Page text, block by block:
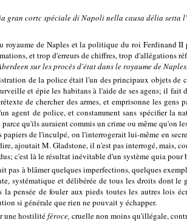
gran cortc spéciale di Napoli nella causa délia setta
de Naples et la politique du roi Ferdinand II
et trop d'erreurs de chiffres, trop d'allégations
sur les procès d'état dans le royaume de Naples.
de la police était l'un des principaux objets de
et épie les habitans à l'aide de ses agens; il
de chercher des armes, et emprisonne les
agent de police, et constamment sans spécifier
qu'ils auraient commis un crime ou même qu'on
de l'inculpé, on l'interrogerait lui-même en
ajoutait M. Gladstone, il n'est pas interrogé, mais,
c'est là le résultat inévitable d'un système quia pour
à blâmer quelques imperfections, quelques
systématique et délibérée de tous les droits dont
de fouler aux pieds toutes les autres lois
si générale que rien ne pouvait y échapper.
une hostilitéféroce,cruelle non moins qu'illégale,